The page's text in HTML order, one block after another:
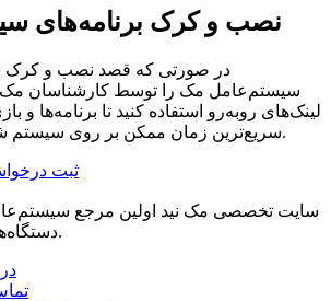
نصب و کرک برنامه‌های
در صورتی که قصد نصب و کرک
سیستم‌عامل مک را توسط کارشناسان مک
لینک‌های رو‌به‌رو استفاده کنید تا برنامه‌ها و
سریع‌ترین زمان ممکن بر روی سیستم شما نصب و کرک شود.
ثبت
سایت تخصصی مک نید اولین مرجع
دستگاه‌های اپل در ایران است.